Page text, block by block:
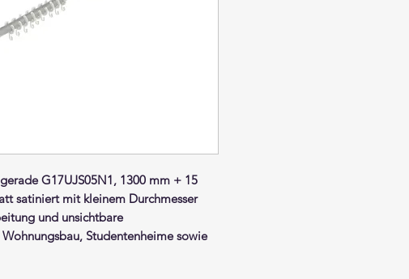
G17UJS05N1, 1300 mm + 15
satiniertmit kleinem Durchmesser
und unsichtbare
Studentenheime sowie